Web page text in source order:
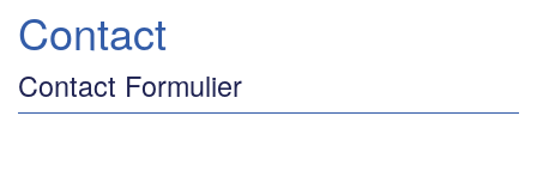
Contact
Contact Formulier